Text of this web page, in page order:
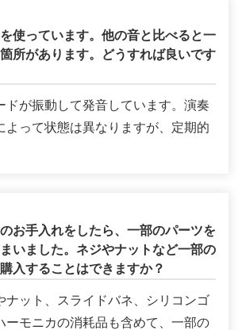
使っています。他の音と比べると一
所があります。どうすれば良いです
ドが振動して発音しています。演奏
よって状態は異なりますが、定期的
お手入れをしたら、一部のパーツを
いました。ネジやナットなど一部の
入することはできますか？
ナット、スライドバネ、シリコンゴ
ーモニカの消耗品も含めて、一部の